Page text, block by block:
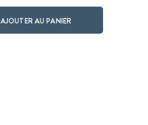
AJOUTER AU PANIER